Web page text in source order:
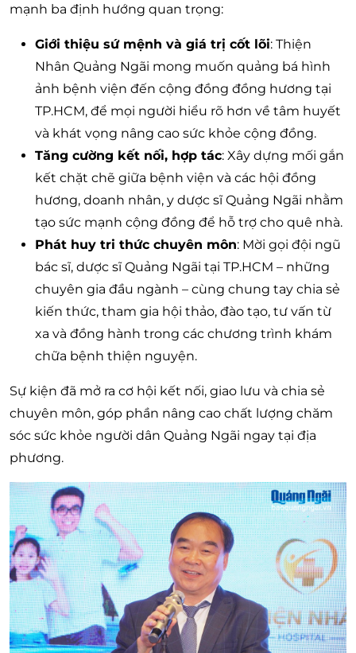
mạnh ba định hướng quan trọng:
Giới thiệu sứ mệnh và giá trị cốt lõi: Thiện
Nhân Quảng Ngãi mong muốn quảng bá hình
ảnh bệnh viện đến cộng đồng đồng hương tại
TP.HCM, để mọi người hiểu rõ hơn về tâm huyết
và khát vọng nâng cao sức khỏe cộng đồng.
Tăng cường kết nối, hợp tác: Xây dựng mối gắn
kết chặt chẽ giữa bệnh viện và các hội đồng
hương, doanh nhân, y dược sĩ Quảng Ngãi nhằm
tạo sức mạnh cộng đồng để hỗ trợ cho quê nhà.
Phát huy tri thức chuyên môn: Mời gọi đội ngũ
bác sĩ, dược sĩ Quảng Ngãi tại TP.HCM – những
chuyên gia đầu ngành – cùng chung tay chia sẻ
kiến thức, tham gia hội thảo, đào tạo, tư vấn từ
xa và đồng hành trong các chương trình khám
chữa bệnh thiện nguyện.
Sự kiện đã mở ra cơ hội kết nối, giao lưu và chia sẻ
chuyên môn, góp phần nâng cao chất lượng chăm
sóc sức khỏe người dân Quảng Ngãi ngay tại địa
phương.